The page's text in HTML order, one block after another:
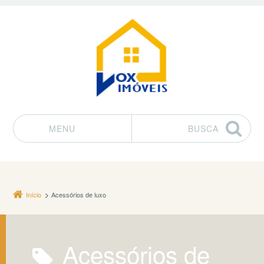
MENU
BUSCA
Início Acessórios de luxo
Acessórios de